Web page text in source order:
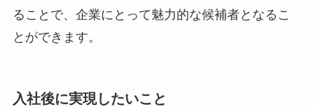
ることで、企業にとって魅力的な候補者となるこ
とができます。
入社後に実現したいこと